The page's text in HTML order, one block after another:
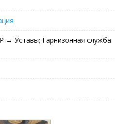
→ Уставы; Гарнизонная служба